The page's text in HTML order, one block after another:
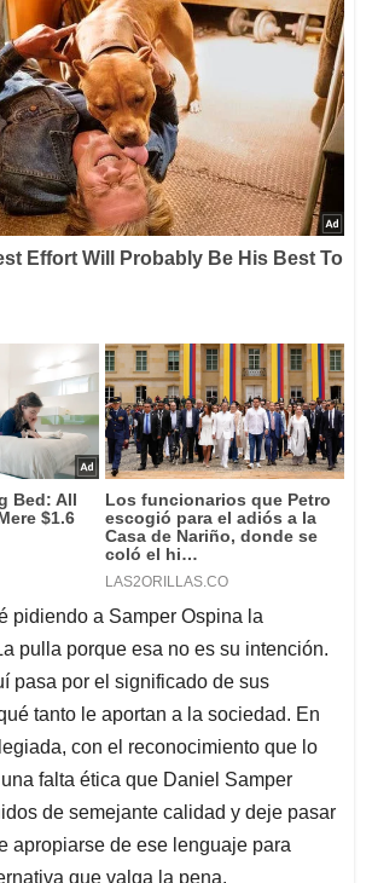
pidiendo a Samper Ospina la
pulla porque esa no es su intención.
pasa por el significado de sus
tanto le aportan a la sociedad. En
con el reconocimiento que lo
falta ética que Daniel Samper
de semejante calidad y deje pasar
apropiarse de ese lenguaje para
que valga la pena.